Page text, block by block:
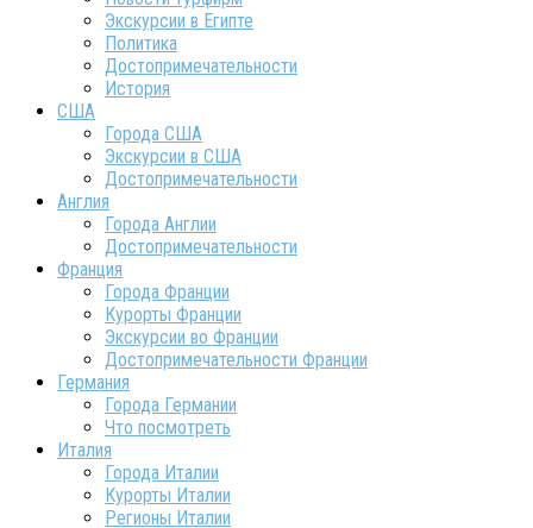
Экскурсии в Египте
Политика
Достопримечательности
История
США
Города США
Экскурсии в США
Достопримечательности
Англия
Города Англии
Достопримечательности
Франция
Города Франции
Курорты Франции
Экскурсии во Франции
Достопримечательности Франции
Германия
Города Германии
Что посмотреть
Италия
Города Италии
Курорты Италии
Регионы Италии